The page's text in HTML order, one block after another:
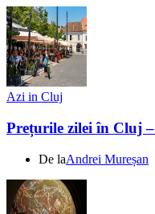
Azi in Cluj
Prețurile zilei în Cluj
De laAndrei Mureșan